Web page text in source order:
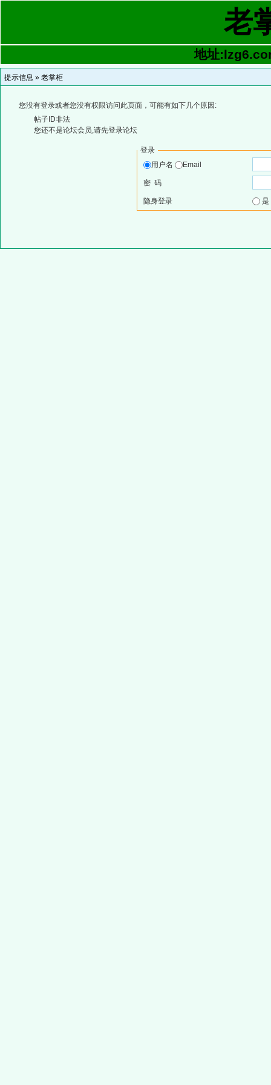
老
地址
提示信息 » 老掌柜
您没有登录或者您没有权限访问此页面，可能有如下几个原因:
帖子ID非法
您还不是论坛会员,请先登录论坛
登录
用户名
Email
密 码
隐身登录